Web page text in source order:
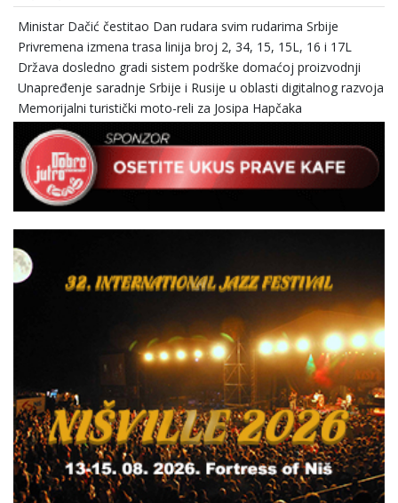
Ministar Dačić čestitao Dan rudara svim rudarima Srbije
Privremena izmena trasa linija broj 2, 34, 15, 15L, 16 i 17L
Država dosledno gradi sistem podrške domaćoj proizvodnji
Unapređenje saradnje Srbije i Rusije u oblasti digitalnog razvoja
Memorijalni turistički moto-reli za Josipa Hapčaka